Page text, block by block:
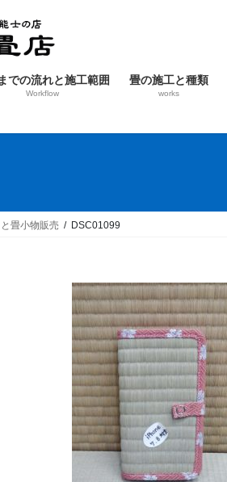
での流れと施工範囲
Workflow
畳の施工と種類
works
畳小物販売 DSC01099